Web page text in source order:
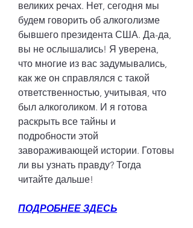
великих речах. Нет, сегодня мы
будем говорить об алкоголизме
бывшего президента США. Да-да,
вы не ослышались! Я уверена,
что многие из вас задумывались,
как же он справлялся с такой
ответственностью, учитывая, что
был алкоголиком. И я готова
раскрыть все тайны и
подробности этой
завораживающей истории. Готовы
ли вы узнать правду? Тогда
читайте дальше!
ПОДРОБНЕЕ ЗДЕСЬ